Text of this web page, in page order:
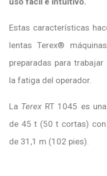
Estas características
lentas Terex®
preparadas para
la fatiga del operador.
La Terex RT 1045 es
de 45 t (50 t cortas) con
de 31,1 m (102 pies).